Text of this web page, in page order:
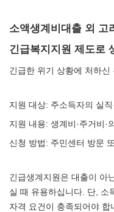
소액생계비대출 외 고
긴급복지지원 제도로
긴급한 위기 상황에 처하신
지원 대상: 주소득자의 실직
지원 내용: 생계비·주거비·
신청 방법: 주민센터 방문
긴급생계지원은 대출이 아
실 때 유용하십니다. 단, 소
자격 요건이 충족되어야 합